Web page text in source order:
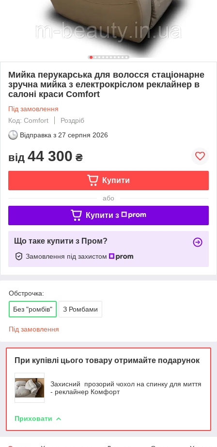
Мийка перукарська для волосся стаціонарне
зручна мийка з електрокріслом реклайнер в
салоні краси Comfort
Під замовлення
Код: Comfort
Роздріб
Відправка з 27 серпня 2026
від 44 300 ₴
Купити
або
Купити з
Що таке купити з Пром?
Замовлення під захистом
Обстрочка:
Без "ромбів" З Ромбами
Під замовлення
При купівлі цього товару отримайте подарунок
Захисний прозорий чохол на спинку для миття
- реклайнер Комфорт
Приховати